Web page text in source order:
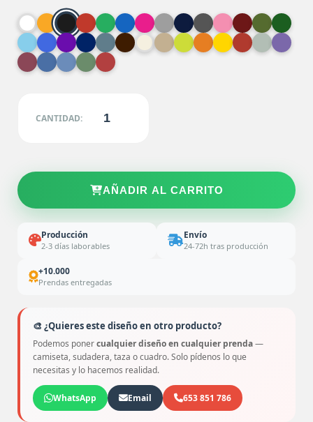
CANTIDAD:
AÑADIR AL CARRITO
Producción
2-3 días laborables
Envío
24-72h tras producción
+10.000
Prendas entregadas
🎨 ¿Quieres este diseño en otro producto?
Podemos ponercualquier diseño en cualquier prenda—
camiseta, sudadera, taza o cuadro. Solo pídenos lo que
necesitas y lo hacemos realidad.
WhatsApp Email 653 851 786